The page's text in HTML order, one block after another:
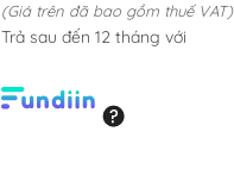
(Giá trên đã bao gồm thuế VAT)
Trả sau đến 12 tháng với